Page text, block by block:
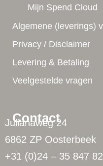
Contact
Julianaweg 24
6862 ZP Oosterbeek
+31 (0)24 – 35 847 82
Mijn Spend Cloud
Algemene (leverings)
Privacy / Disclaimer
Levering & Betaling
Veelgestelde vragen